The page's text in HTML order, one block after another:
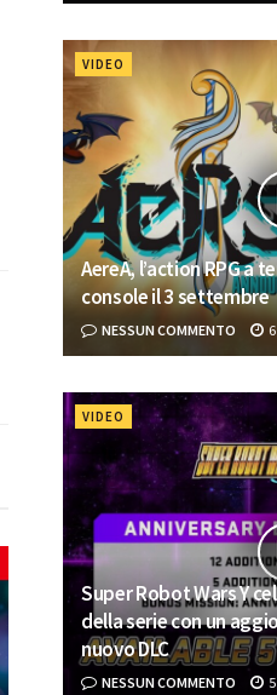
VIDEO
AereA, l’action RPG a
console il 3 settembre
NESSUN COMMENTO
VIDEO
Super Robot Wars Y
della serie con un
nuovo DLC
NESSUN COMMENTO